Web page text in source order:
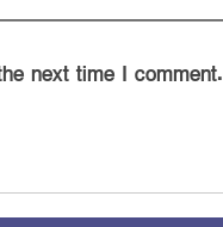
next time I comment.